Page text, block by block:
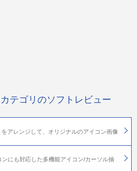
カテゴリのソフトレビュー
アレンジして、オリジナルのアイコン画像
にも対応した多機能アイコン/カーソル抽